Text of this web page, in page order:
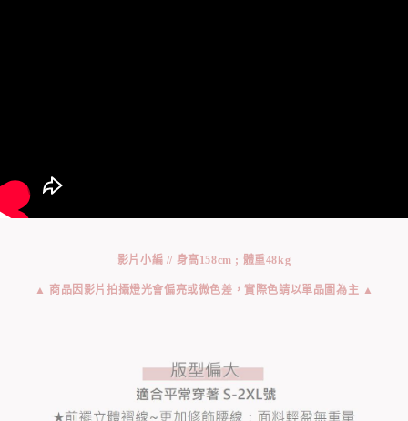
影片小編 // 身高158cm ; 體重48kg
▲ 商品因影片拍攝燈光會偏亮或微色差，實際色請以單品圖為主 ▲